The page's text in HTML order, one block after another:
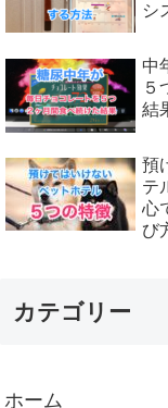
シ
中
５
結
預
テ
心
び
カテゴリー
ホーム